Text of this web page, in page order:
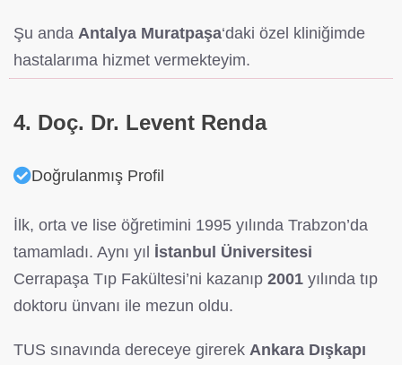
Şu anda Antalya Muratpaşa‘daki özel kliniğimde
hastalarıma hizmet vermekteyim.
4. Doç. Dr. Levent Renda
Doğrulanmış Profil
İlk, orta ve lise öğretimini 1995 yılında Trabzon’da
tamamladı. Aynı yıl İstanbul Üniversitesi
Cerrapaşa Tıp Fakültesi’ni kazanıp 2001 yılında tıp
doktoru ünvanı ile mezun oldu.
TUS sınavında dereceye girerek Ankara Dışkapı